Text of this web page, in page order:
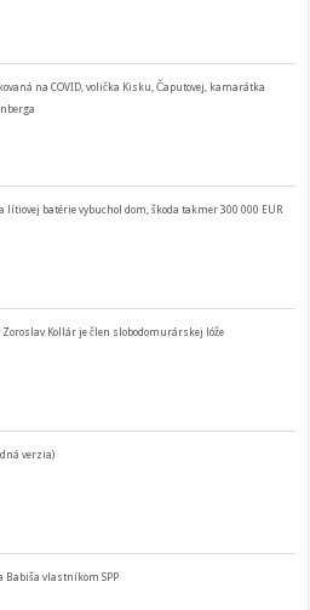
na COVID, volička Kisku, Čaputovej, kamarátka
lítiovej batérie vybuchol dom, škoda takmer 300 000 EUR
Zoroslav Kollár je člen slobodomurárskej lóže
verzia)
Babiša vlastníkom SPP